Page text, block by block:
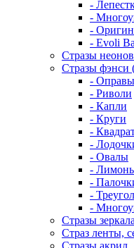
-
-
-
- Evoli
Стразы
Стразы фэнси
- Оправы
- Риволи
- Капли
- Круги
-
-
- Овалы
-
-
-
-
Стразы зеркала
Страз ленты,
Стразы акрил